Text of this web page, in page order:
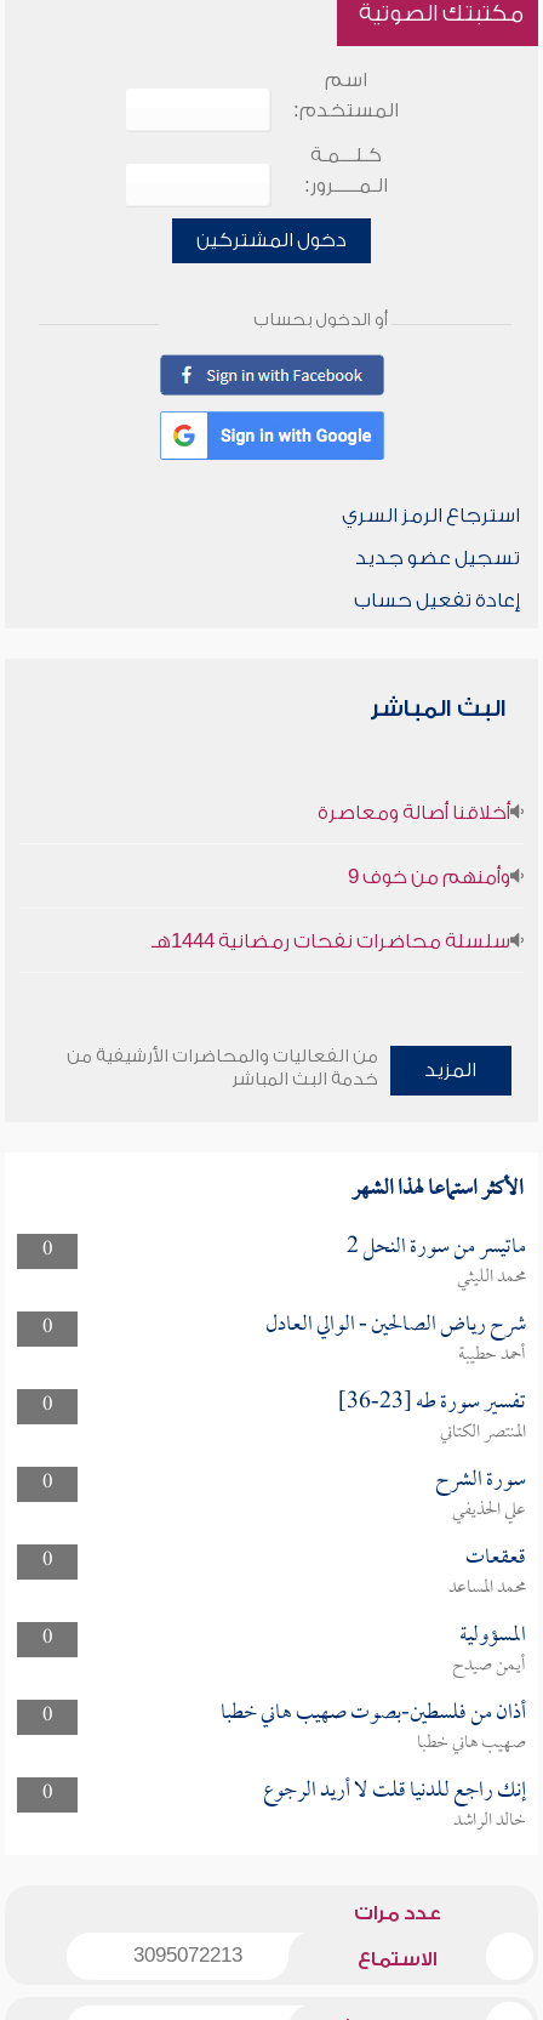
مكتبتك الصوتية
اسم
المستخدم:
كـلـــمـة
الـمـــــرور:
دخول المشتركين
أو الدخول بحساب
استرجاع الرمز السري
تسجيل عضو جديد
إعادة تفعيل حساب
البث المباشر
أخلاقنا أصالة ومعاصرة
وأمنهم من خوف 9
سلسلة محاضرات نفحات رمضانية 1444هـ
المزيد
من الفعاليات والمحاضرات الأرشيفية من
خدمة البث المباشر
الأكثر استماعا لهذا الشهر
0 ماتيسر من سورة النحل 2
محمد الليثي
0
شرح رياض الصالحين - الوالي العادل
أحمد حطيبة
0
تفسير سورة طه [23-36]
المنتصر الكتاني
0
سورة الشرح
علي الحذيفي
0
قعقعات
محمد المساعد
0
المسؤولية
أيمن صيدح
0
أذان من فلسطين-بصوت صهيب هاني خطبا
صهيب هاني خطبا
0
إنك راجع للدنيا قلت لا أريد الرجوع
خالد الراشد
عدد مرات
الاستماع 3095072213